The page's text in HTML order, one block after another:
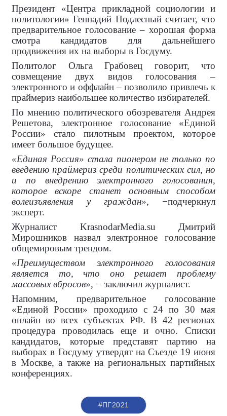
Президент «Центра прикладной социологии и
политологии» Геннадий Подлесный считает, что
предварительное голосование – хорошая форма
смотра кандидатов для дальнейшего
продвижения их на выборы в Госдуму.
Политолог Ольга Грабовец говорит, что
совмещение двух видов голосования –
электронного и оффлайн – позволило привлечь к
праймериз наибольшее количество избирателей.
По мнению политического обозревателя Андрея
Решетова, электронное голосование «Единой
России» стало пилотным проектом, которое
имеет большое будущее.
«Единая Россия» стала пионером не только по
введению праймериз среди политических сил, но
и по внедрению электронного голосования,
которое вскоре станет основным способом
волеизъявления у граждан», −подчеркнул
эксперт.
Журналист KrasnodarMedia.su Дмитрий
Мирошников назвал электронное голосование
общемировым трендом.
«Преимуществом электронного голосования
является то, что оно решает проблему
массовых вбросов», − заключил журналист.
Напомним, предварительное голосование
«Единой России» проходило с 24 по 30 мая
онлайн во всех субъектах РФ. В 42 регионах
процедура проводилась еще и очно. Списки
кандидатов, которые представят партию на
выборах в Госдуму утвердят на Съезде 19 июня
в Москве, а также на региональных партийных
конференциях.
#ПГ2021